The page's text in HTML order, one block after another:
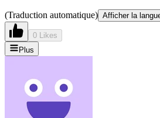
(Traduction automatique) Afficher la
0 Likes
Plus